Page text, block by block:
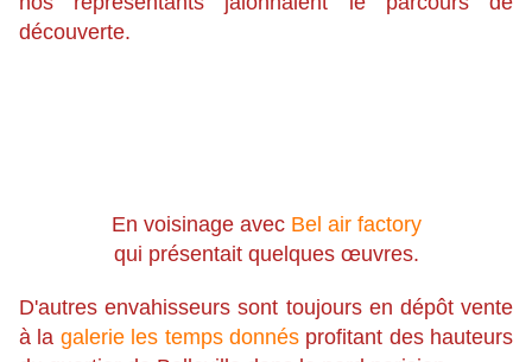
découverte.
En voisinage avec Bel air factory
qui présentait quelques œuvres.
D'autres envahisseurs sont toujours en dépôt vente
à la galerie les temps donnésprofitant des hauteurs